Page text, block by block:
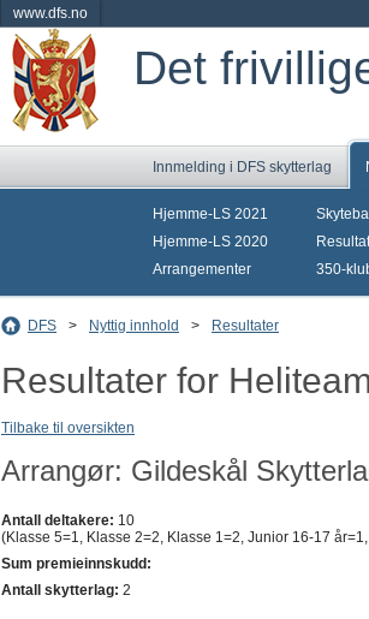
www.dfs.no
Det
Innmelding i DFS skytterlag
Hjemme-LS 2021
Hjemme-LS 2020
Arrangementer
350-
DFS > Nyttig innhold > Resultater
Resultater for
Tilbake til oversikten
Arrangør: Gildeskål
Antall deltakere: 10
(Klasse 5=1, Klasse 2=2, Klasse 1=2, Junior 16-17
Sum premieinnskudd:
Antall skytterlag: 2